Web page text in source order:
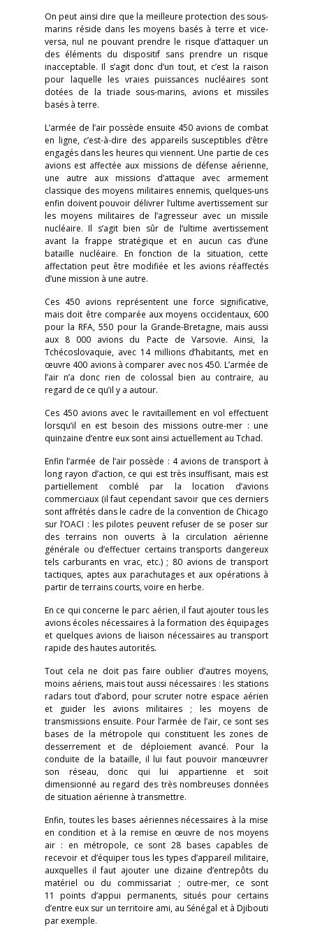
On peut ainsi dire que la meilleure protection des sous-
marins réside dans les moyens basés à terre et vice-
versa, nul ne pouvant prendre le risque d’attaquer un
des éléments du dispositif sans prendre un risque
inacceptable. Il s’agit donc d’un tout, et c’est la raison
pour laquelle les vraies puissances nucléaires sont
dotées de la triade sous-marins, avions et missiles
basés à terre.
L’armée de l’air possède ensuite 450 avions de combat
en ligne, c’est-à-dire des appareils susceptibles d’être
engagés dans les heures qui viennent. Une partie de ces
avions est affectée aux missions de défense aérienne,
une autre aux missions d’attaque avec armement
classique des moyens militaires ennemis, quelques-uns
enfin doivent pouvoir délivrer l’ultime avertissement sur
les moyens militaires de l’agresseur avec un missile
nucléaire. Il s’agit bien sûr de l’ultime avertissement
avant la frappe stratégique et en aucun cas d’une
bataille nucléaire. En fonction de la situation, cette
affectation peut être modifiée et les avions réaffectés
d’une mission à une autre.
Ces 450 avions représentent une force significative,
mais doit être comparée aux moyens occidentaux, 600
pour la RFA, 550 pour la Grande-Bretagne, mais aussi
aux 8 000 avions du Pacte de Varsovie. Ainsi, la
Tchécoslovaquie, avec 14 millions d’habitants, met en
œuvre 400 avions à comparer avec nos 450. L’armée de
l’air n’a donc rien de colossal bien au contraire, au
regard de ce qu’il y a autour.
Ces 450 avions avec le ravitaillement en vol effectuent
lorsqu’il en est besoin des missions outre-mer : une
quinzaine d’entre eux sont ainsi actuellement au Tchad.
Enfin l’armée de l’air possède : 4 avions de transport à
long rayon d’action, ce qui est très insuffisant, mais est
partiellement comblé par la location d’avions
commerciaux (il faut cependant savoir que ces derniers
sont affrétés dans le cadre de la convention de Chicago
sur l’OACI : les pilotes peuvent refuser de se poser sur
des terrains non ouverts à la circulation aérienne
générale ou d’effectuer certains transports dangereux
tels carburants en vrac, etc.) ; 80 avions de transport
tactiques, aptes aux parachutages et aux opérations à
partir de terrains courts, voire en herbe.
En ce qui concerne le parc aérien, il faut ajouter tous les
avions écoles nécessaires à la formation des équipages
et quelques avions de liaison nécessaires au transport
rapide des hautes autorités.
Tout cela ne doit pas faire oublier d’autres moyens,
moins aériens, mais tout aussi nécessaires : les stations
radars tout d’abord, pour scruter notre espace aérien
et guider les avions militaires ; les moyens de
transmissions ensuite. Pour l’armée de l’air, ce sont ses
bases de la métropole qui constituent les zones de
desserrement et de déploiement avancé. Pour la
conduite de la bataille, il lui faut pouvoir manœuvrer
son réseau, donc qui lui appartienne et soit
dimensionné au regard des très nombreuses données
de situation aérienne à transmettre.
Enfin, toutes les bases aériennes nécessaires à la mise
en condition et à la remise en œuvre de nos moyens
air : en métropole, ce sont 28 bases capables de
recevoir et d’équiper tous les types d’appareil militaire,
auxquelles il faut ajouter une dizaine d’entrepôts du
matériel ou du commissariat ; outre-mer, ce sont
11 points d’appui permanents, situés pour certains
d’entre eux sur un territoire ami, au Sénégal et à Djibouti
par exemple.